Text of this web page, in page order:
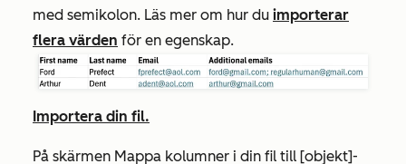
med semikolon. Läs mer om hur du importerar
flera värden för en egenskap.
Importera din fil.
På skärmen Mappa kolumner i din fil till [objekt]-